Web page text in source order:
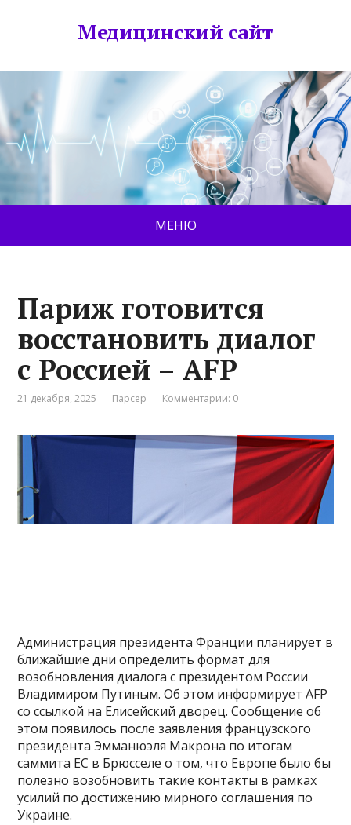
Медицинский сайт
МЕНЮ
Париж готовится
восстановить диалог
с Россией – AFP
21 декабря, 2025 Парсер Комментарии: 0
Администрация президента Франции планирует в
ближайшие дни определить формат для
возобновления диалога с президентом России
Владимиром Путиным. Об этом информирует AFP
со ссылкой на Елисейский дворец. Сообщение об
этом появилось после заявления французского
президента Эмманюэля Макрона по итогам
саммита ЕС в Брюсселе о том, что Европе было бы
полезно возобновить такие контакты в рамках
усилий по достижению мирного соглашения по
Украине.